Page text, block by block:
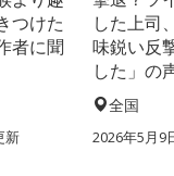
つけた
者に聞
新
した上司
味鋭い反
した」の
全国
2026年5月9